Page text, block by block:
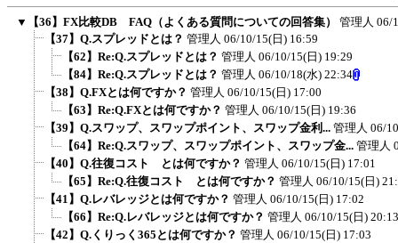
▼ 【36】FX比較DB FAQ（よくある質問についての回答集） 管理人 06/
【37】Q.スプレッドとは？ 管理人 06/10/15(日) 16:59
【62】Re:Q.スプレッドとは？ 管理人 06/10/15(日) 19:29
【84】Re:Q.スプレッドとは？ 管理人 06/10/18(水) 22:34
【38】Q.FXとは何ですか？ 管理人 06/10/15(日) 17:00
【63】Re:Q.FXとは何ですか？ 管理人 06/10/15(日) 19:36
【39】Q.スワップ、スワップポイント、スワップ金利... 管理人 06/
【64】Re:Q.スワップ、スワップポイント、スワップ金... 管理人
【40】Q.往復コスト とは何ですか？ 管理人 06/10/15(日) 17:01
【65】Re:Q.往復コスト とは何ですか？ 管理人 06/10/15(日)
【41】Q.レバレッジとは何ですか？ 管理人 06/10/15(日) 17:02
【66】Re:Q.レバレッジとは何ですか？ 管理人 06/10/15(日) 20:13
【42】Q.くりっく365とは何ですか？ 管理人 06/10/15(日) 17:03